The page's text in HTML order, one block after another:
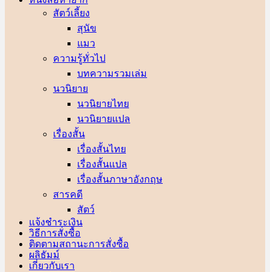
สัตว์เลี้ยง
สุนัข
แมว
ความรู้ทั่วไป
บทความรวมเล่ม
นวนิยาย
นวนิยายไทย
นวนิยายแปล
เรื่องสั้น
เรื่องสั้นไทย
เรื่องสั้นแปล
เรื่องสั้นภาษาอังกฤษ
สารคดี
สัตว์
แจ้งชำระเงิน
วิธีการสั่งซื้อ
ติดตามสถานะการสั่งซื้อ
ผลิธัมม์
เกี่ยวกับเรา